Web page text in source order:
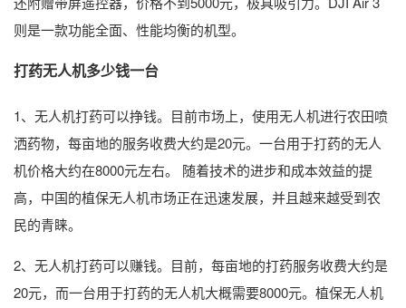
则是一款功能全面、性能均衡的机型。
打药无人机多少钱一台
1、无人机打药可以挣钱。目前市场上，使用无人机进行农田喷
洒药物，每亩地的服务收费大约是20元。一台用于打药的无人
机价格大约在8000元左右。 随着技术的进步和成本效益的提
高，中国的植保无人机市场正在迅速发展，并且越来越受到农
民的青睐。
2、无人机打药可以赚钱。目前，每亩地的打药服务收费大约是
20元，而一台用于打药的无人机大概需要8000元。植保无人机